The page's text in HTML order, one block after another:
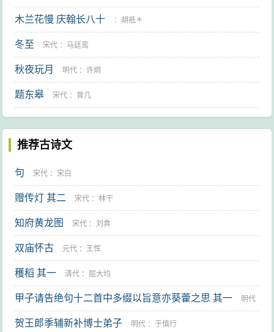
木兰花慢 庆翰长八十 ：胡祗＊
冬至 宋代 ：马廷鸾
秋夜玩月 明代 ：许炯
题东皋 宋代 ： 曾几
推荐古诗文
句 宋代 ：宋白
赠传灯 其二 宋代 ：林干
知府黄龙图 宋代 ：刘弇
双庙怀古 元代 ：王恽
穫稻 其一 清代 ： 屈大均
甲子请告绝句十二首中多缀以旨意亦葵藿之思 其一 明代
：林熙春
贺王郎季辅新补博士弟子 明代 ：于慎行